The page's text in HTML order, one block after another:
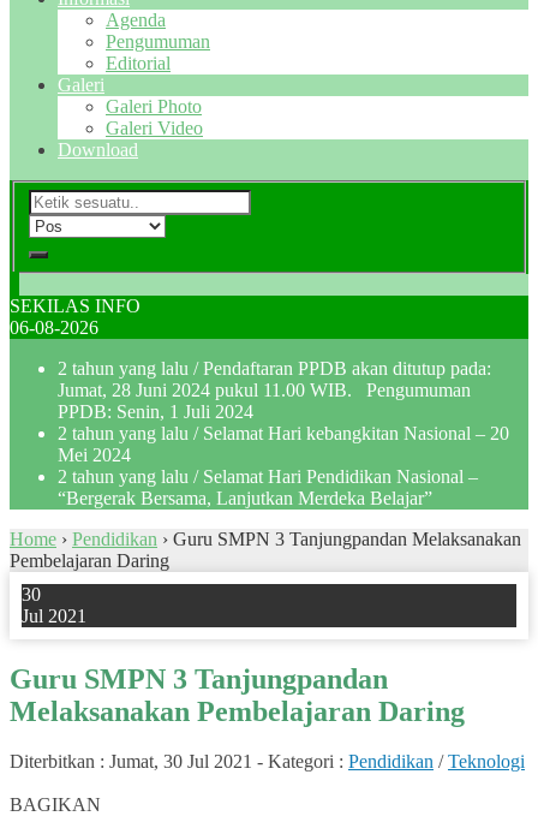
Agenda
Pengumuman
Editorial
Galeri
Galeri Photo
Galeri Video
Download
SEKILAS INFO
06-08-2026
2 tahun yang lalu / Pendaftaran PPDB akan ditutup pada:
Jumat, 28 Juni 2024 pukul 11.00 WIB. Pengumuman
PPDB: Senin, 1 Juli 2024
2 tahun yang lalu / Selamat Hari kebangkitan Nasional – 20
Mei 2024
2 tahun yang lalu / Selamat Hari Pendidikan Nasional –
“Bergerak Bersama, Lanjutkan Merdeka Belajar”
Home › Pendidikan › Guru SMPN 3 Tanjungpandan Melaksanakan
Pembelajaran Daring
30
Jul 2021
Guru SMPN 3 Tanjungpandan
Melaksanakan Pembelajaran Daring
Diterbitkan : Jumat, 30 Jul 2021 - Kategori : Pendidikan /Teknologi
BAGIKAN